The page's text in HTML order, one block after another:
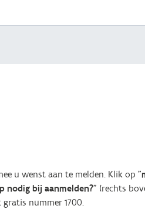
u wenst aan te melden. Klik op "
nodig bij aanmelden?" (rechts
nummer 1700.